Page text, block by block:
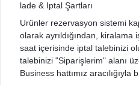
lade & Iptal Şartları
Urünler rezervasyon sistemi
olarak ayrıldığından,
saat içerisinde iptal talebinizi
talebinizi "Siparişlerim" alanı
Business hattımız aracılığıyla